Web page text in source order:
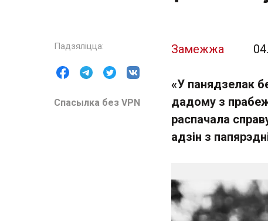
Спасылка без VPN
Замежжа
«У панядзелак
дадому з
распачала
адзін з